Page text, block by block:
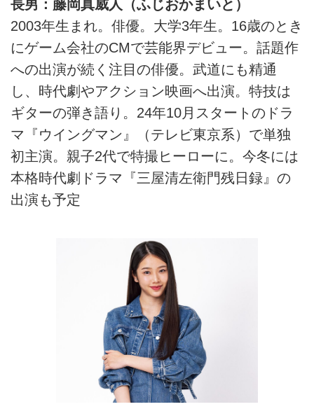
長男：藤岡真威人（ふじおかまいと）
2003年生まれ。俳優。大学3年生。16歳のとき
にゲーム会社のCMで芸能界デビュー。話題作
への出演が続く注目の俳優。武道にも精通
し、時代劇やアクション映画へ出演。特技は
ギターの弾き語り。24年10月スタートのドラ
マ『ウイングマン』（テレビ東京系）で単独
初主演。親子2代で特撮ヒーローに。今冬には
本格時代劇ドラマ『三屋清左衛門残日録』の
出演も予定